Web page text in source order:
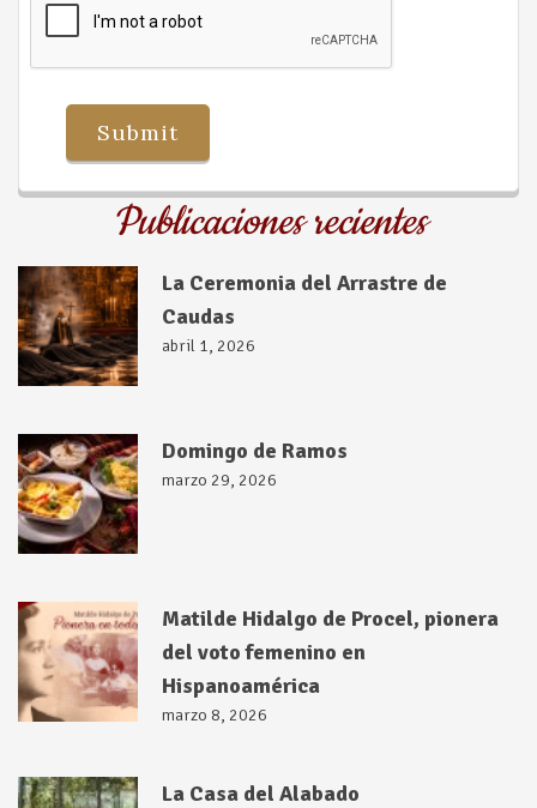
Publicaciones recientes
La Ceremonia del Arrastre de
Caudas
abril 1, 2026
Domingo de Ramos
marzo 29, 2026
Matilde Hidalgo de Procel, pionera
del voto femenino en
Hispanoamérica
marzo 8, 2026
La Casa del Alabado